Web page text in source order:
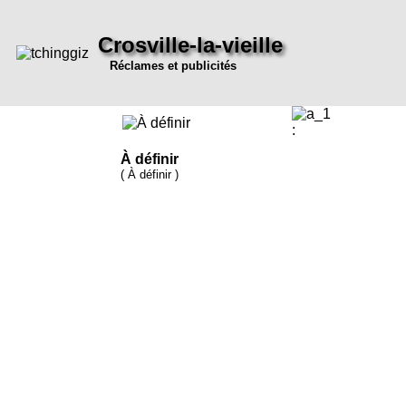
Crosville-la-vieille
Réclames et publicités
À définir
( À définir )
: